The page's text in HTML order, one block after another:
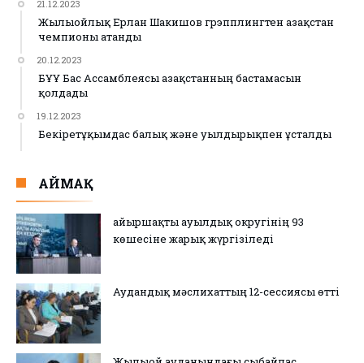
21.12.2023
Жылыойлық Ерлан Шакишов грэпплингтен Қазақстан
чемпионы атанды
20.12.2023
БҰҰ Бас Ассамблеясы Қазақстанның бастамасын
қолдады
19.12.2023
Бекіретұқымдас балық және уылдырықпен ұсталды
АЙМАҚ
Қайыршақты ауылдық округінің 93
көшесіне жарық жүргізіледі
Аудандық мәслихаттың 12-сессиясы өтті